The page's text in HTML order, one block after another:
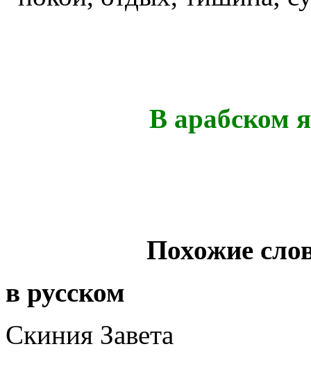
В арабском
Похожие
в русском
Скиния Завета